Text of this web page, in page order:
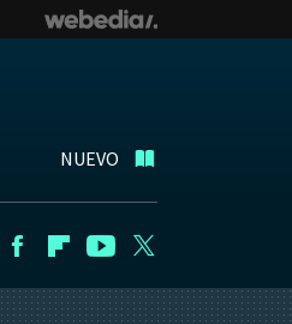
NUEVO
InstagramFacebookFlipboard
Youtube